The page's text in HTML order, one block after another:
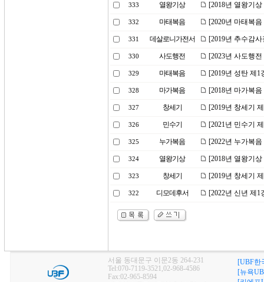
333 열왕기상 [2018년 열왕기
332 마태복음 [2020년 마태복
331 데살로니가전서 [2019년 추수감
330 사도행전 [2023년 사도행
329 마태복음 [2019년 성탄 제1
328 마가복음 [2018년 마가복
327 창세기 [2019년 창세기
326 민수기 [2021년 민수기
325 누가복음 [2022년 누가복
324 열왕기상 [2018년 열왕기
323 창세기 [2019년 창세기
322 디모데후서 [2022년 신년 제
서울 동대문구 이문2동 264-231
Tel:070-7119-3521,02-968-4586
Fax:02-965-8594
[UBF한
[뉴욕